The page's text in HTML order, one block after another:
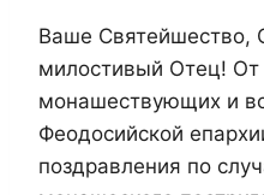
Ваше Святейшество,
милостивый Отец! От
монашествующих и
Феодосийской
поздравления по